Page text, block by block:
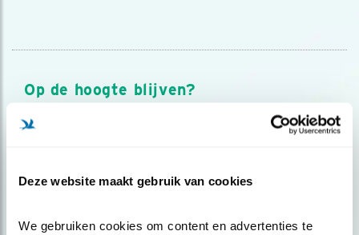
Deze website maakt gebruik van cookies
We gebruiken cookies om content en advertenties te
Op de hoogte blijven?
Meld je aan en ontvang nieuws, inspiratie, acties en tips
over vogels en activiteiten van Vogelbescherming.